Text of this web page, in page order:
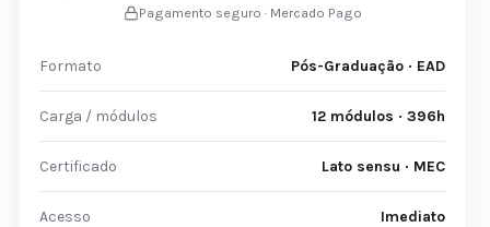
Pagamento seguro · Mercado Pago
Formato Pós-Graduação · EAD
Carga / módulos 12 módulos · 396h
Certificado Lato sensu · MEC
Acesso Imediato